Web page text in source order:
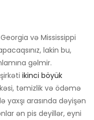
və Mississippi
lakin bu,
gəlmir.
ikinci böyük
təmizlik və ödəmə
yaxşı arasında dəyişən
ən pis deyillər, eyni